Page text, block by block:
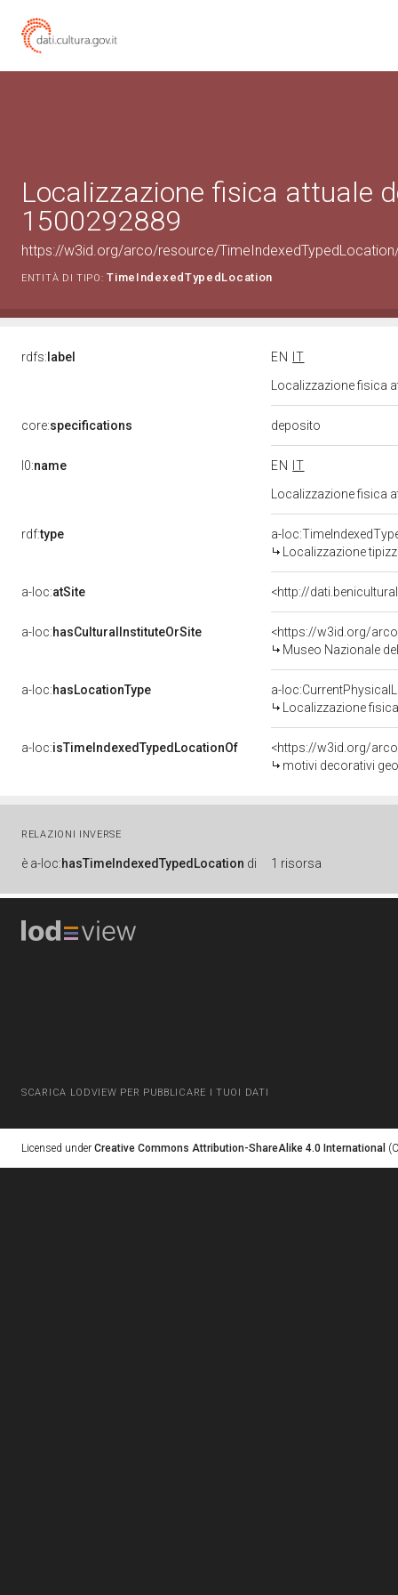
Localizzazione fisica attuale
1500292889
https://w3id.org/arco/resource/
ENTITÀ DI TIPO: TimeIndexedTypedLocation
rdfs: label EN
IT
Localizzazione fisica
core:specifications deposito
l0:name EN
IT
Localizzazione fisica
rdf:type
a-
Localizzazione
a-loc:atSite <http://
a-loc:hasCulturalInstituteOrSite
<https://w3id.org/
Museo Nazionale
a-loc:hasLocationType
a-
Localizzazione
a-loc:isTimeIndexedTypedLocationOf
<https://w3id.org/
motivi decorativi
RELAZIONI INVERSE
è a-loc:hasTimeIndexedTypedLocation di 1 risorsa
SCARICA LODVIEW PER PUBBLICARE I TUOI DATI
Licensed under Creative Commons Attribution-ShareAlike 4.0 International